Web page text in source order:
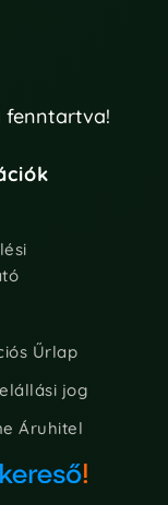
fenntartva!
Űrlap
jog
Áruhitel